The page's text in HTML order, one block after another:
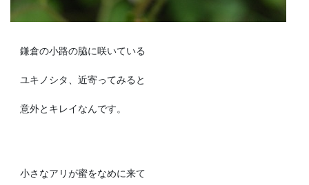
鎌倉の小路の脇に咲いている
ユキノシタ、近寄ってみると
意外とキレイなんです。
小さなアリが蜜をなめに来て